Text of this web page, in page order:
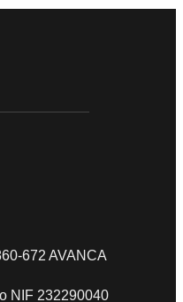
672 AVANCA
NIF 232290040